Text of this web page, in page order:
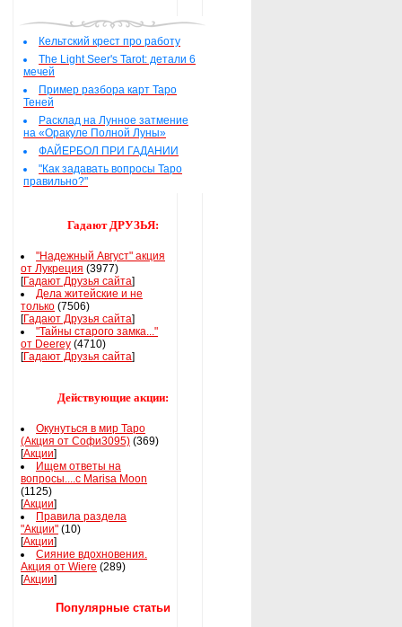
Кельтский крест про работу
The Light Seer's Tarot: детали 6
мечей
Пример разбора карт Таро
Теней
Расклад на Лунное затмение
на «Оракуле Полной Луны»
ФАЙЕРБОЛ ПРИ ГАДАНИИ
"Как задавать вопросы Таро
правильно?"
Гадают ДРУЗЬЯ:
"Надежный Август" акция
от Лукреция (3977)
[Гадают Друзья сайта]
Дела житейские и не
только (7506)
[Гадают Друзья сайта]
"Тайны старого замка..."
от Deerey (4710)
[Гадают Друзья сайта]
Действующие акции:
Окунуться в мир Таро
(Акция от Софи3095) (369)
[Акции]
Ищем ответы на
вопросы....с Marisa Moon
(1125)
[Акции]
Правила раздела
"Акции" (10)
[Акции]
Сияние вдохновения.
Акция от Wiere (289)
[Акции]
Популярные статьи